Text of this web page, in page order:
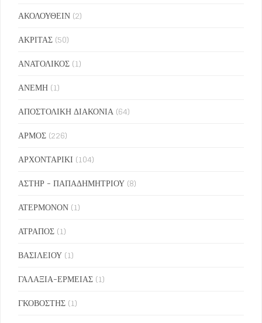
ΑΚΟΛΟΥΘΕΙΝ (2)
ΑΚΡΙΤΑΣ (50)
ΑΝΑΤΟΛΙΚΟΣ (1)
ΑΝΕΜΗ (1)
ΑΠΟΣΤΟΛΙΚΗ ΔΙΑΚΟΝΙΑ (64)
ΑΡΜΟΣ (226)
ΑΡΧΟΝΤΑΡΙΚΙ (104)
ΑΣΤΗΡ - ΠΑΠΑΔΗΜΗΤΡΙΟΥ (8)
ΑΤΕΡΜΟΝΟΝ (1)
ΑΤΡΑΠΟΣ (1)
ΒΑΣΙΛΕΙΟΥ (1)
ΓΑΛΑΞΙΑ-ΕΡΜΕΙΑΣ (1)
ΓΚΟΒΟΣΤΗΣ (1)